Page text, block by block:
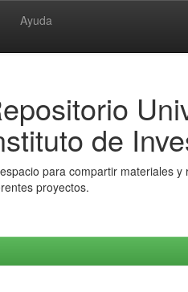
Ayuda
de
para compartir materiales
proyectos.